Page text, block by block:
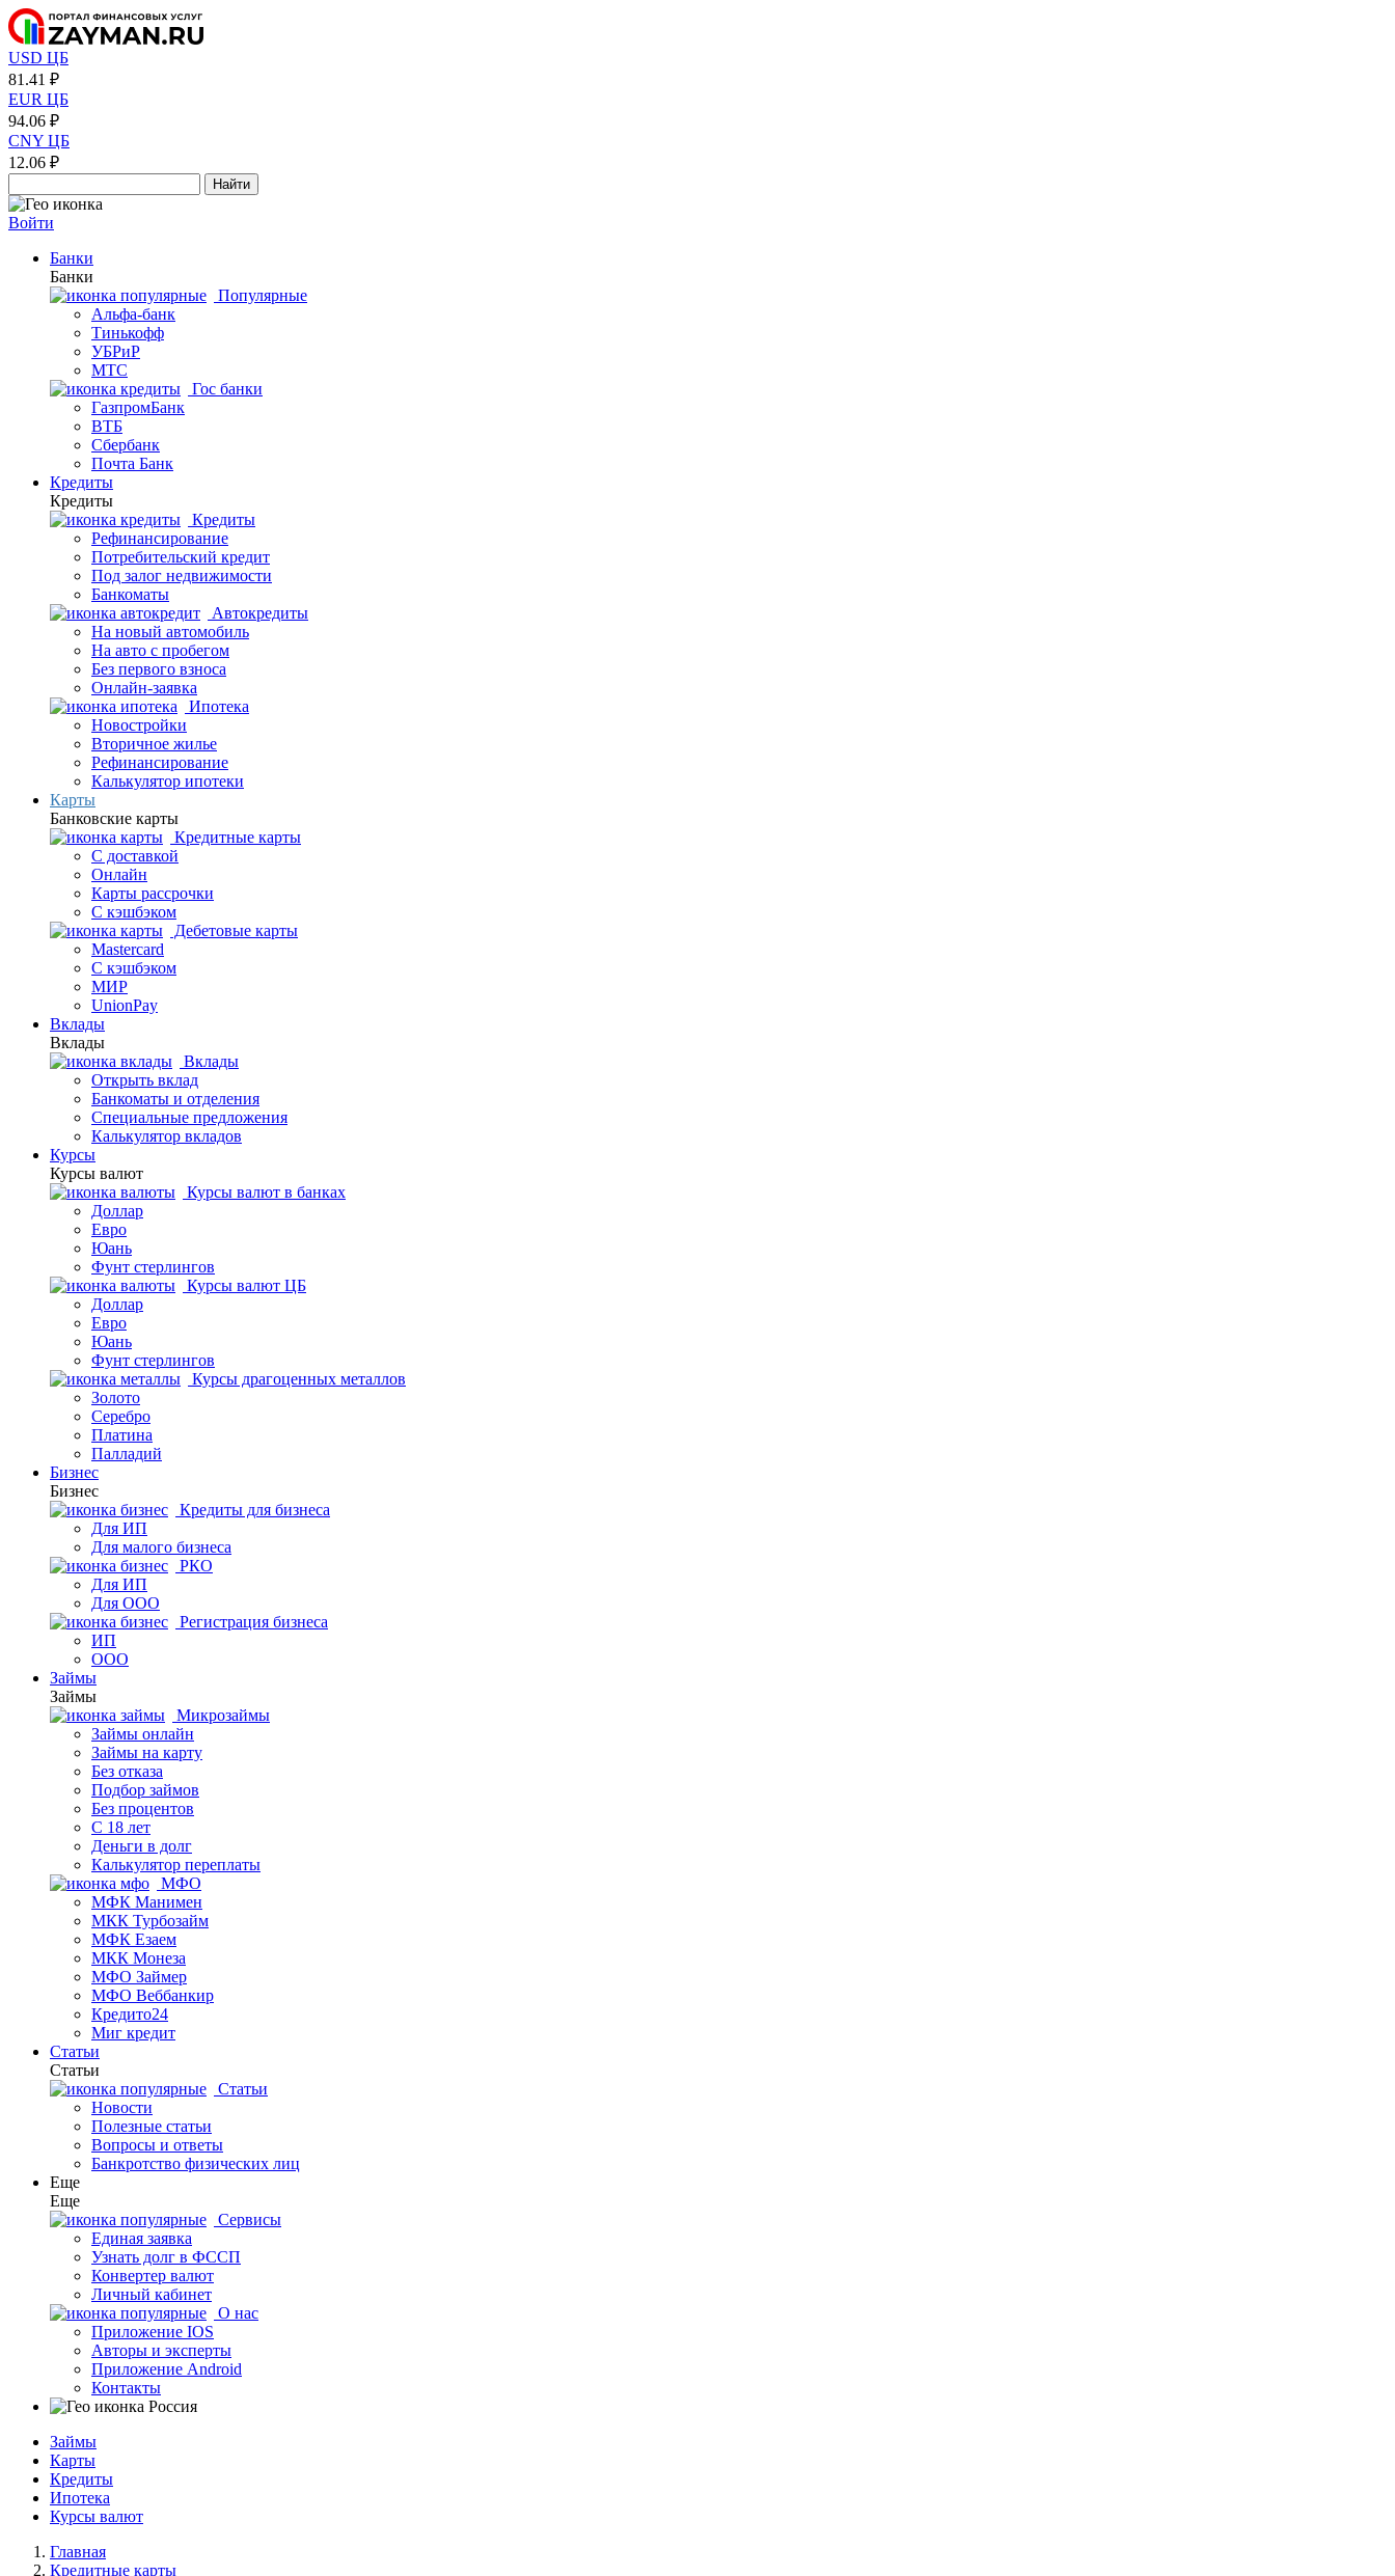
USD ЦБ
81.41 ₽
EUR ЦБ
94.06 ₽
CNY ЦБ
12.06 ₽
Найти
Войти
Банки
Банки
Популярные
Альфа-банк
Тинькофф
УБРиР
МТС
Гос банки
ГазпромБанк
ВТБ
Сбербанк
Почта Банк
Кредиты
Кредиты
Кредиты
Рефинансирование
Потребительский кредит
Под залог недвижимости
Банкоматы
Автокредиты
На новый автомобиль
На авто с пробегом
Без первого взноса
Онлайн-заявка
Ипотека
Новостройки
Вторичное жилье
Рефинансирование
Калькулятор ипотеки
Карты
Банковские карты
Кредитные карты
С доставкой
Онлайн
Карты рассрочки
С кэшбэком
Дебетовые карты
Mastercard
С кэшбэком
МИР
UnionPay
Вклады
Вклады
Вклады
Открыть вклад
Банкоматы и отделения
Специальные предложения
Калькулятор вкладов
Курсы
Курсы валют
Курсы валют в банках
Доллар
Евро
Юань
Фунт стерлингов
Курсы валют ЦБ
Доллар
Евро
Юань
Фунт стерлингов
Курсы драгоценных металлов
Золото
Серебро
Платина
Палладий
Бизнес
Бизнес
Кредиты для бизнеса
Для ИП
Для малого бизнеса
РКО
Для ИП
Для ООО
Регистрация бизнеса
ИП
ООО
Займы
Займы
Микрозаймы
Займы онлайн
Займы на карту
Без отказа
Подбор займов
Без процентов
С 18 лет
Деньги в долг
Калькулятор переплаты
МФО
МФК Манимен
МКК Турбозайм
МФК Езаем
МКК Монеза
МФО Займер
МФО Веббанкир
Кредито24
Миг кредит
Статьи
Статьи
Статьи
Новости
Полезные статьи
Вопросы и ответы
Банкротство физических лиц
Еще
Еще
Сервисы
Единая заявка
Узнать долг в ФССП
Конвертер валют
Личный кабинет
О нас
Приложение IOS
Авторы и эксперты
Приложение Android
Контакты
Россия
Займы
Карты
Кредиты
Ипотека
Курсы валют
Главная
Кредитные карты